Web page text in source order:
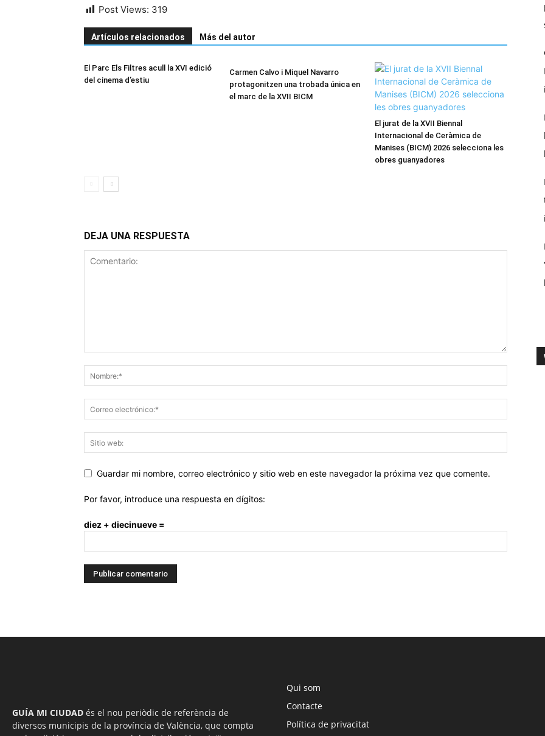
Post Views: 319
Artículos relacionados Más del autor
El Parc Els Filtres acull la XVI edició
del cinema d’estiu
Carmen Calvo i Miquel Navarro
protagonitzen una trobada única en
el marc de la XVII BICM
El jurat de la XVII Biennal
Internacional de Ceràmica de
Manises (BICM) 2026 selecciona les
obres guanyadores
DEJA UNA RESPUESTA
Guardar mi nombre, correo electrónico y sitio web en este navegador la próxima vez que comente.
Por favor, introduce una respuesta en dígitos:
diez + diecinueve =
GUÍA MI CIUDAD és el nou periòdic de referència de
diversos municipis de la província de València, que compta
Qui som
Contacte
Política de privacitat